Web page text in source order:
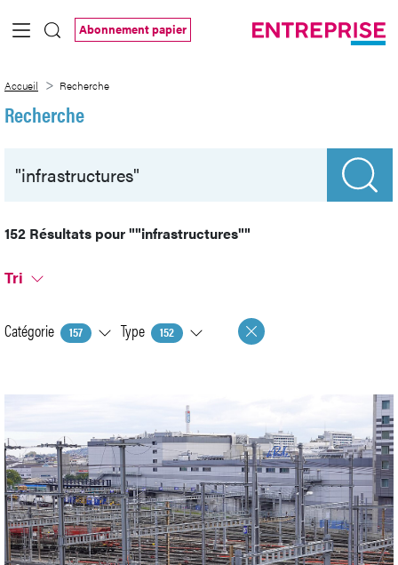
Saut au contenu principal
Abonnement papier
Accueil Recherche
Recherche
152 Résultats pour""infrastructures""
Tri
Catégorie 157 Type 152